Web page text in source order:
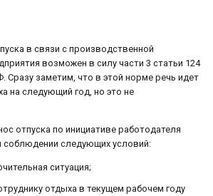
в связи с производственной
возможен в силу части 3 статьи 124
Сразу заметим, что в этой норме речь идет
на следующий год, но это не
отпуска по инициативе работодателя
следующих условий:
ситуация;
отдыха в текущем рабочем году